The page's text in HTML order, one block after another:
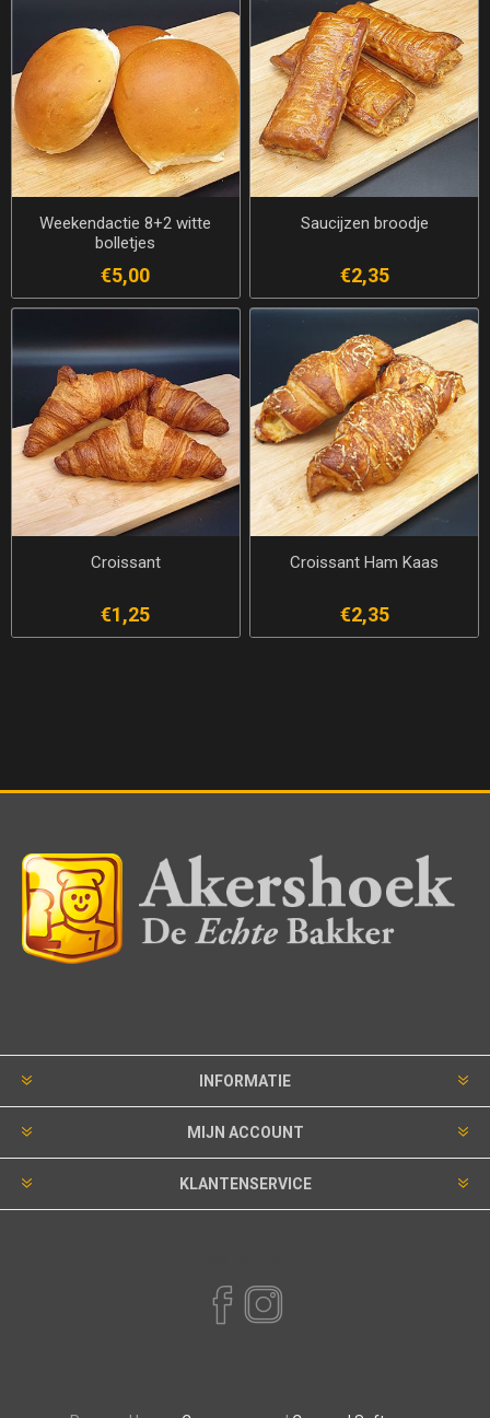
Weekendactie 8+2 witte
bolletjes
€5,00
Saucijzen broodje
€2,35
Croissant
€1,25
Croissant Ham Kaas
€2,35
INFORMATIE
MIJN ACCOUNT
KLANTENSERVICE